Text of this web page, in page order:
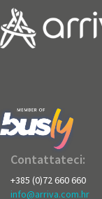
Contattateci:
+385 (0)72 660 660
info@arriva.com.hr